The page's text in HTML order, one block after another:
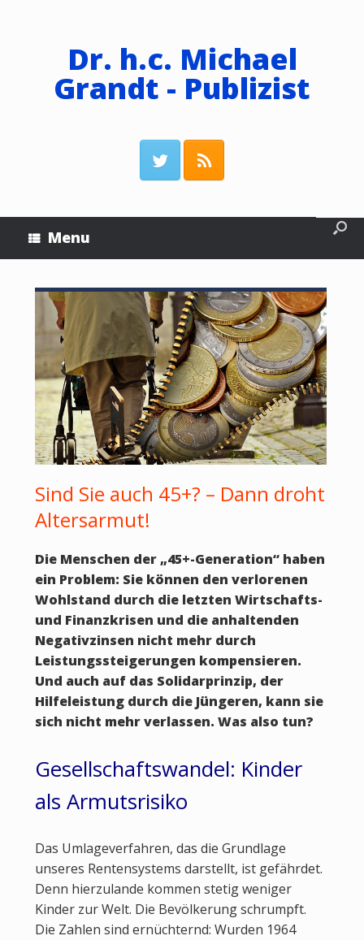
Dr. h.c. Michael
Grandt - Publizist
Menu
Sind Sie auch 45+? – Dann droht
Altersarmut!
Die Menschen der „45+-Generation“ haben
ein Problem: Sie können den verlorenen
Wohlstand durch die letzten Wirtschafts-
und Finanzkrisen und die anhaltenden
Negativzinsen nicht mehr durch
Leistungssteigerungen kompensieren.
Und auch auf das Solidarprinzip, der
Hilfeleistung durch die Jüngeren, kann sie
sich nicht mehr verlassen. Was also tun?
Gesellschaftswandel: Kinder
als Armutsrisiko
Das Umlageverfahren, das die Grundlage
unseres Rentensystems darstellt, ist gefährdet.
Denn hierzulande kommen stetig weniger
Kinder zur Welt. Die Bevölkerung schrumpft.
Die Zahlen sind ernüchternd: Wurden 1964